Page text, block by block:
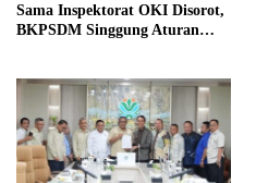
Sama Inspektorat OKI Disorot,
BKPSDM Singgung Aturan